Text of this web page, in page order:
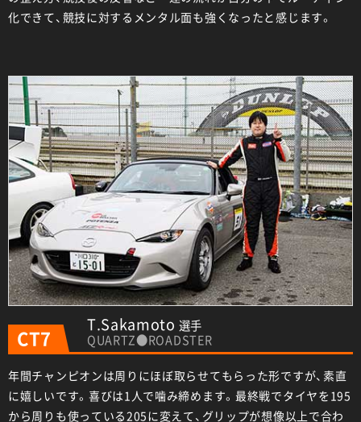
化できて、競技に対するメンタル面も強くなったと感じます。
CT7
T.Sakamoto 選手
QUARTZ●ROADSTER
年間チャンピオンは周りにほぼ取らせてもらった形ですが、素直
に嬉しいです。喜びは1人で噛み締めます。最終戦でタイヤを195
から周りも使っている205に変えて、グリップが想像以上で合わ